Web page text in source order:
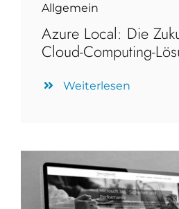
Allgemein
Azure Local: Die
Cloud-Computing-
Weiterlesen